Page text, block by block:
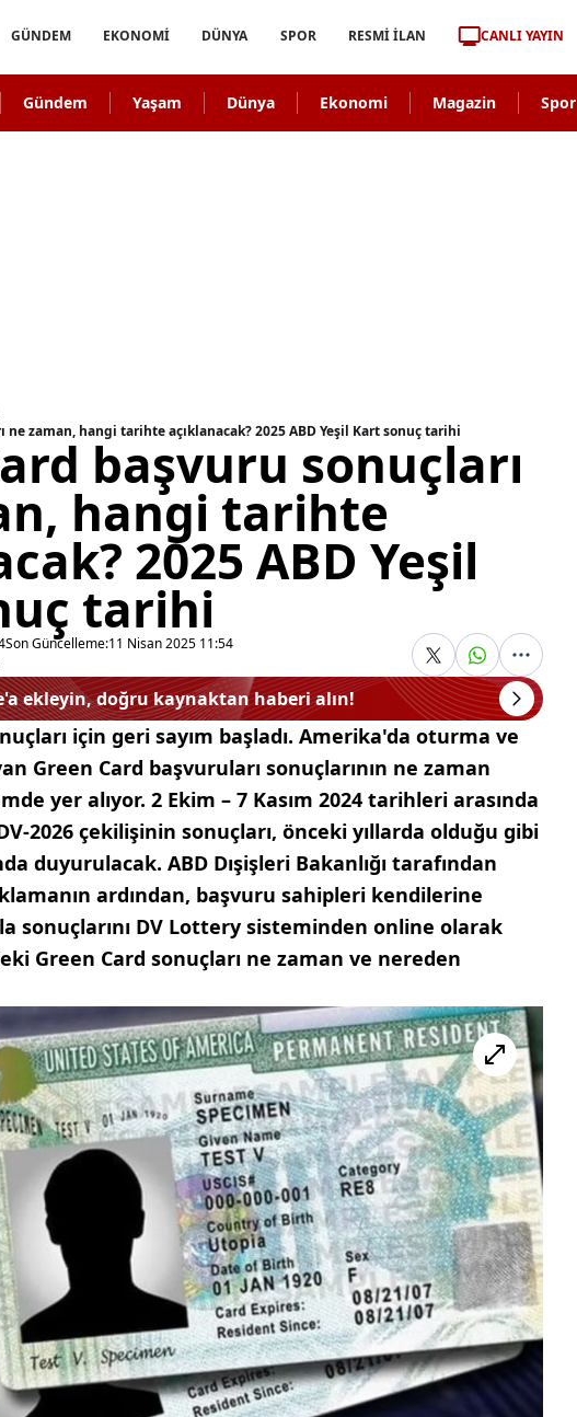
GÜNDEM EKONOMİ DÜNYA SPOR RESMİ İLAN CANLI YAYIN
Gündem Yaşam Dünya Ekonomi Magazin Spor
ne zaman, hangi tarihte açıklanacak? 2025 ABD Yeşil Kart sonuç tarihi
başvuru sonuçları
hangi tarihte
2025 ABD Yeşil
tarihi
Son Güncelleme:11 Nisan 2025 11:54
ekleyin, doğru kaynaktan haberi alın!
için geri sayım başladı. Amerika'da oturma ve
Green Card başvuruları sonuçlarının ne zaman
yer alıyor. 2 Ekim – 7 Kasım 2024 tarihleri arasında
2026 çekilişinin sonuçları, önceki yıllarda olduğu gibi
duyurulacak. ABD Dışişleri Bakanlığı tarafından
ardından, başvuru sahipleri kendilerine
sonuçlarını DV Lottery sisteminden online olarak
Green Card sonuçları ne zaman ve nereden